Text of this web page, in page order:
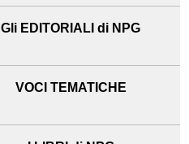
Gli EDITORIALI di NPG
VOCI TEMATICHE